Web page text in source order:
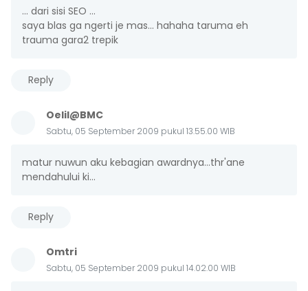
... dari sisi SEO ...
saya blas ga ngerti je mas... hahaha taruma eh
trauma gara2 trepik
Reply
Oelil@BMC
Sabtu, 05 September 2009 pukul 13.55.00 WIB
matur nuwun aku kebagian awardnya...thr'ane
mendahului ki...
Reply
Omtri
Sabtu, 05 September 2009 pukul 14.02.00 WIB